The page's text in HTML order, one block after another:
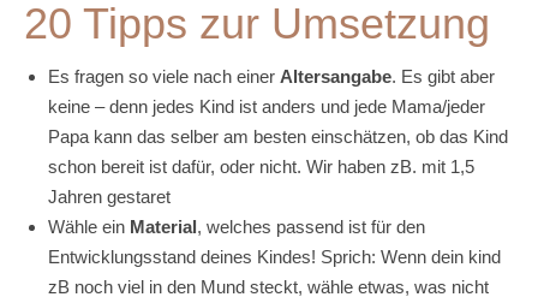
20 Tipps zur Umsetzung
Es fragen so viele nach einer Altersangabe. Es gibt aber
keine – denn jedes Kind ist anders und jede Mama/jeder
Papa kann das selber am besten einschätzen, ob das Kind
schon bereit ist dafür, oder nicht. Wir haben zB. mit 1,5
Jahren gestaret
Wähle ein Material, welches passend ist für den
Entwicklungsstand deines Kindes! Sprich: Wenn dein kind
zB noch viel in den Mund steckt, wähle etwas, was nicht